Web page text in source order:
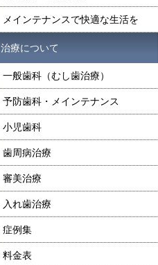
メインテナンスで快適な生活を
治療について
一般歯科（むし歯治療）
予防歯科・メインテナンス
小児歯科
歯周病治療
審美治療
入れ歯治療
症例集
料金表